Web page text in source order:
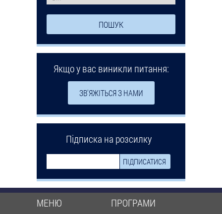
Якщо у вас виникли питання:
ЗВ'ЯЖІТЬСЯ З НАМИ
Підписка на розсилку
МЕНЮ ПРОГРАМИ